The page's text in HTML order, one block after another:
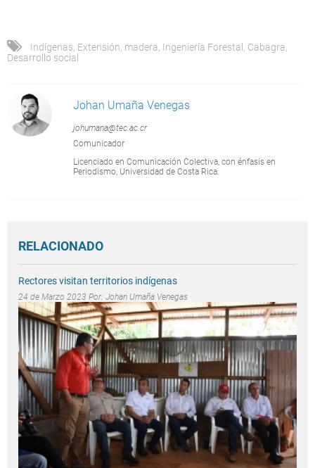
Indígenas Extensión madera Ingeniería Forestal Cabagra
Desarrollo social
Johan Umaña Venegas
johumana@tec.ac.cr
Comunicador
Licenciado en Comunicación Colectiva, con énfasis en
Periodismo, Universidad de Costa Rica.
RELACIONADO
Rectores visitan territorios indígenas
24 de Marzo 2023 Por: Johan Umaña Venegas